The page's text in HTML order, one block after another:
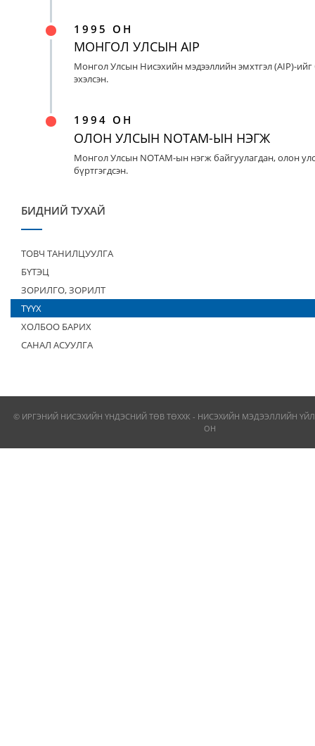
1995 ОН
МОНГОЛ УЛСЫН AIP
Монгол Улсын Нисэхийн мэдээллийн эмхтгэл (AIP)-
эхэлсэн.
1994 ОН
ОЛОН УЛСЫН NOTAM-ЫН НЭГЖ
Монгол Улсын NOTAM-ын нэгж байгуулагдан, олон
бүртгэгдсэн.
БИДНИЙ ТУХАЙ
ТОВЧ ТАНИЛЦУУЛГА
БҮТЭЦ
ЗОРИЛГО, ЗОРИЛТ
ТҮҮХ
ХОЛБОО БАРИХ
САНАЛ АСУУЛГА
© ИРГЭНИЙ НИСЭХИЙН ҮНДЭСНИЙ ТӨВ ТӨХХК - НИСЭХИЙН МЭДЭЭЛЛИЙН
ОН